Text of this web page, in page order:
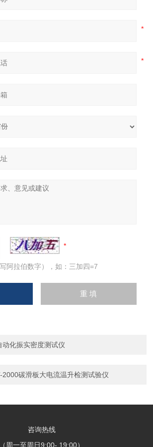
阿拉伯数字），如：三加四=7
动化振实密度测试仪
2000碳滑板大电流温升检测试验仪
咨询热线
（周一至周日9:00- 19:00）